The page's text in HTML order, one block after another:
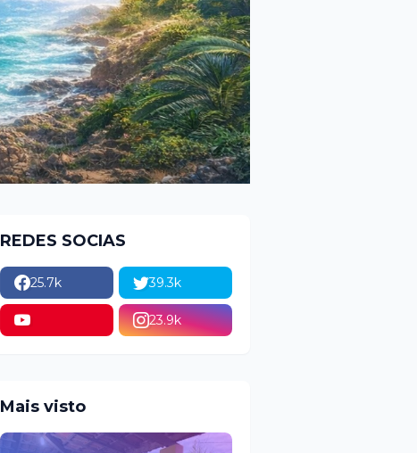
REDES SOCIAS
25.7k 39.3k
23.9k
Mais visto